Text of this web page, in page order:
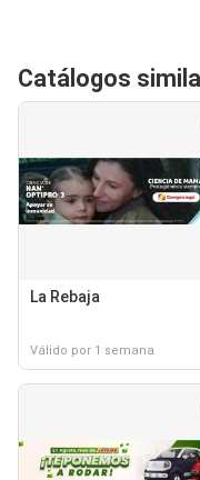
Catálogos
La Rebaja
Válido por 1 semana